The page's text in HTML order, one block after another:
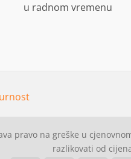
u radnom vremenu
pravo na greške u
razlikovati od